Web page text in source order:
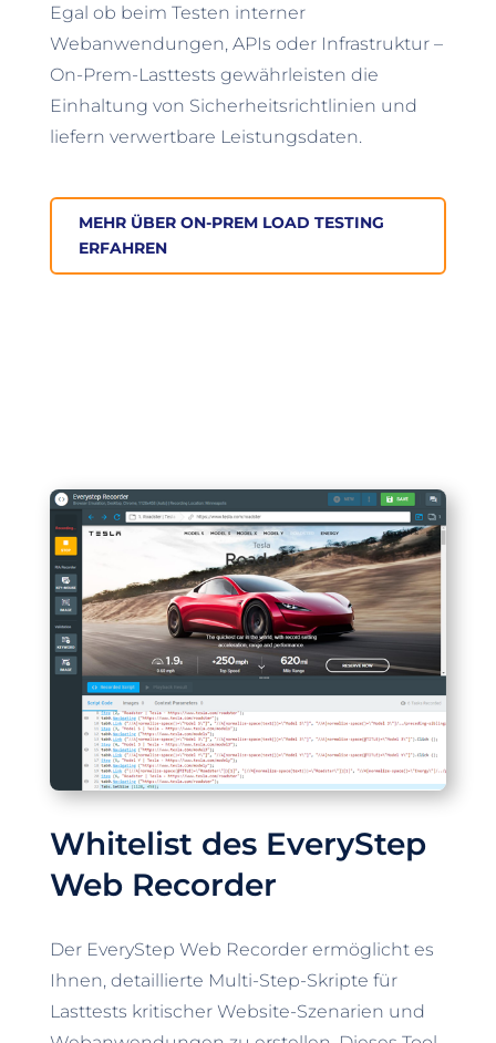
Egal ob beim Testen interner
Webanwendungen, APIs oder Infrastruktur –
On-Prem-Lasttests gewährleisten die
Einhaltung von Sicherheitsrichtlinien und
liefern verwertbare Leistungsdaten.
MEHR ÜBER ON-PREM LOAD TESTING
ERFAHREN
Whitelist des EveryStep
Web Recorder
Der EveryStep Web Recorder ermöglicht es
Ihnen, detaillierte Multi-Step-Skripte für
Lasttests kritischer Website-Szenarien und